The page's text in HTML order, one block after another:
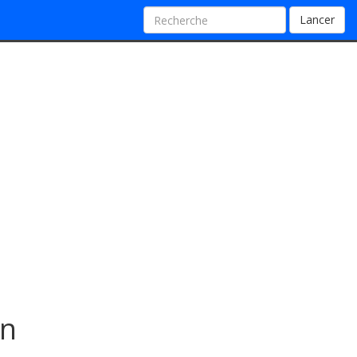
Lancer